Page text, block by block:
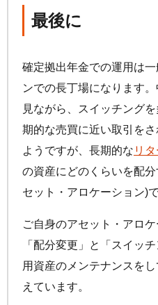
最後に
確定拠出年金での運用は
ンでの長丁場になります
見ながら、スイッチング
期的な売買に近い取引を
ようですが、長期的な リ
の資産にどのくらいを配
セット・アロケーション)で
ご自身のアセット・アロ
「配分変更」と「スイッ
用資産のメンテナンスを
えています。